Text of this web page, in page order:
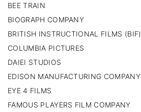
BEE TRAIN
BIOGRAPH COMPANY
BRITISH INSTRUCTIONAL FILMS (BIF)
COLUMBIA PICTURES
DAIEI STUDIOS
EDISON MANUFACTURING COMPANY
EYE 4 FILMS
FAMOUS PLAYERS FILM COMPANY